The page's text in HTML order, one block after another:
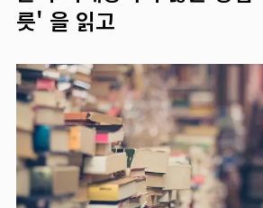
릇' 을 읽고